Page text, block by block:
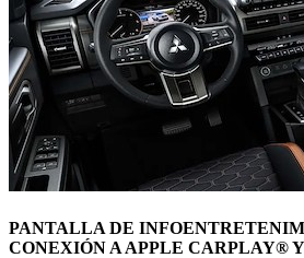
PANTALLA DE
CONEXIÓN A APPLE CARPLAY®